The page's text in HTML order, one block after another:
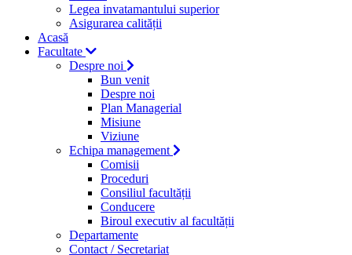
Legea invatamantului superior
Asigurarea calității
Acasă
Facultate
Despre noi
Bun venit
Despre noi
Plan Managerial
Misiune
Viziune
Echipa management
Comisii
Proceduri
Consiliul facultății
Conducere
Biroul executiv al facultății
Departamente
Contact / Secretariat